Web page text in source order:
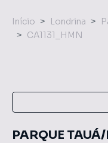
Início Londrina
CA1131_HMN
PARQUE